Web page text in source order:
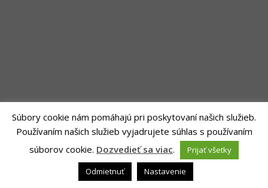
RiešenieANTIK SMART CITY
| Technický prevádzkovateľ -MVI
Technology, s. r. o.
Správca webového sídla: Mesto Sliač, Letecká 1, 962 31 Sliač,
Ochrana osobných údajov
Súbory cookie nám pomáhajú pri poskytovaní našich služieb.
Používaním našich služieb vyjadrujete súhlas s používaním
súborov cookie. Dozvedieť sa viac.
Prijať všetky
Odmietnuť
Nastavenie